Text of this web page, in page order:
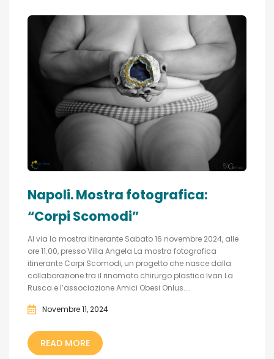
Napoli. Mostra fotografica:
“Corpi Scomodi”
Al via la mostra itinerante Sabato 16 novembre 2024, alle
ore 11.00, presso Villa Angela La mostra fotografica
itinerante Corpi Scomodi, un progetto che nasce dalla
collaborazione tra il rinomato chirurgo plastico Ivan La
Rusca e l’associazione Amici Obesi Onlus....
Novembre 11, 2024
READ MORE